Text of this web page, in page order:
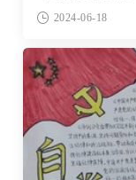
2024-06-18